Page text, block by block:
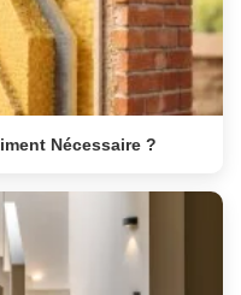
Nécessaire ?